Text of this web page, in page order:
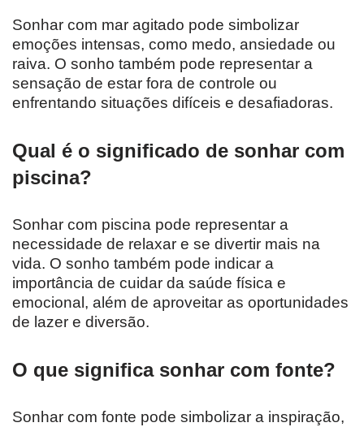
Sonhar com mar agitado pode simbolizar
emoções intensas, como medo, ansiedade ou
raiva. O sonho também pode representar a
sensação de estar fora de controle ou
enfrentando situações difíceis e desafiadoras.
Qual é o significado de sonhar com
piscina?
Sonhar com piscina pode representar a
necessidade de relaxar e se divertir mais na
vida. O sonho também pode indicar a
importância de cuidar da saúde física e
emocional, além de aproveitar as oportunidades
de lazer e diversão.
O que significa sonhar com fonte?
Sonhar com fonte pode simbolizar a inspiração,